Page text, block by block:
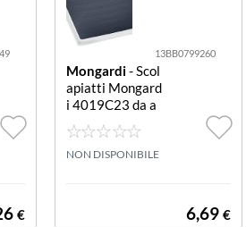
€
13BB0799260
Mongardi- Scol
apiatti Mongard
i 4019C23 da a
ppoggio Fumè d
a appoggio
NON DISPONIBILE
6,69 €